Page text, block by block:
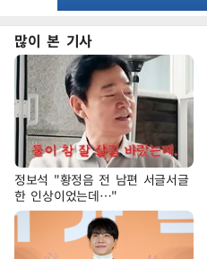
많이 본 기사
정보석 "황정음 전 남편 서글서글
한 인상이었는데…"